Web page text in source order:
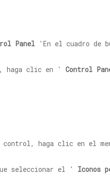
Panel 'En el cuadro de
haga clic en ' Control
control, haga clic en el
seleccionar el ' Iconos